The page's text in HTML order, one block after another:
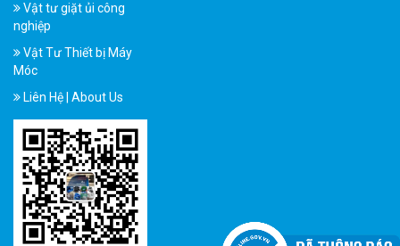
Vật tư giặt ủi công
nghiệp
Vật Tư Thiết bị Máy
Móc
Liên Hệ | About Us